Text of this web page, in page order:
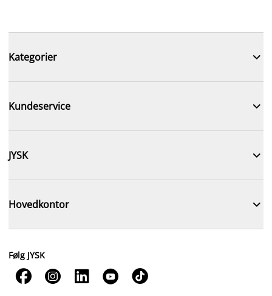
Kategorier 
Kundeservice 
JYSK 
Hovedkontor 
Følg JYSK
    